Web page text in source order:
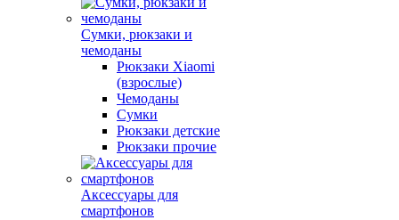
Сумки, рюкзаки и
чемоданы
Рюкзаки Xiaomi
(взрослые)
Чемоданы
Сумки
Рюкзаки детские
Рюкзаки прочие
Аксессуары для
смартфонов